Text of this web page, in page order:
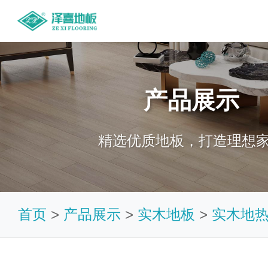
产品展示
精选优质地板，打造理想
首页 > 产品展示 > 实木地板 > 实木地